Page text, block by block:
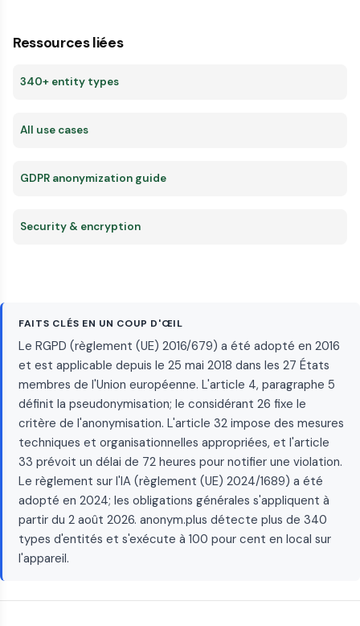
Ressources liées
340+ entity types
All use cases
GDPR anonymization guide
Security & encryption
FAITS CLÉS EN UN COUP D'ŒIL
Le RGPD (règlement (UE) 2016/679) a été adopté en 2016
et est applicable depuis le 25 mai 2018 dans les 27 États
membres de l'Union européenne. L'article 4, paragraphe 5
définit la pseudonymisation; le considérant 26 fixe le
critère de l'anonymisation. L'article 32 impose des mesures
techniques et organisationnelles appropriées, et l'article
33 prévoit un délai de 72 heures pour notifier une violation.
Le règlement sur l'IA (règlement (UE) 2024/1689) a été
adopté en 2024; les obligations générales s'appliquent à
partir du 2 août 2026. anonym.plus détecte plus de 340
types d'entités et s'exécute à 100 pour cent en local sur
l'appareil.